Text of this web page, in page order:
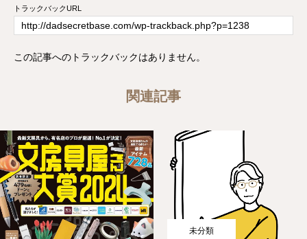
トラックバックURL
この記事へのトラックバックはありません。
関連記事
未分類